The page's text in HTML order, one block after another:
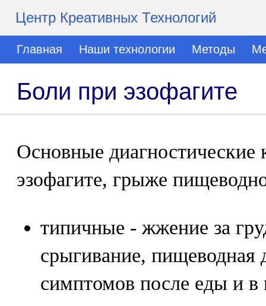
Центр Креативных Технологий
Главная Наши технологии Методы
Боли при эзофагите
Основные
эзофагите, грыже
типичные - жжение за
срыгивание, пищеводная
симптомов после еды и